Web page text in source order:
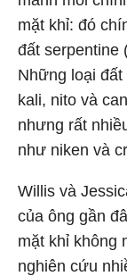
mặt khỉ: đó
đất serpentine
Những loại
kali, nito và
nhưng rất
như niken và
Willis và
của ông gần
mặt khỉ không
nghiên cứu